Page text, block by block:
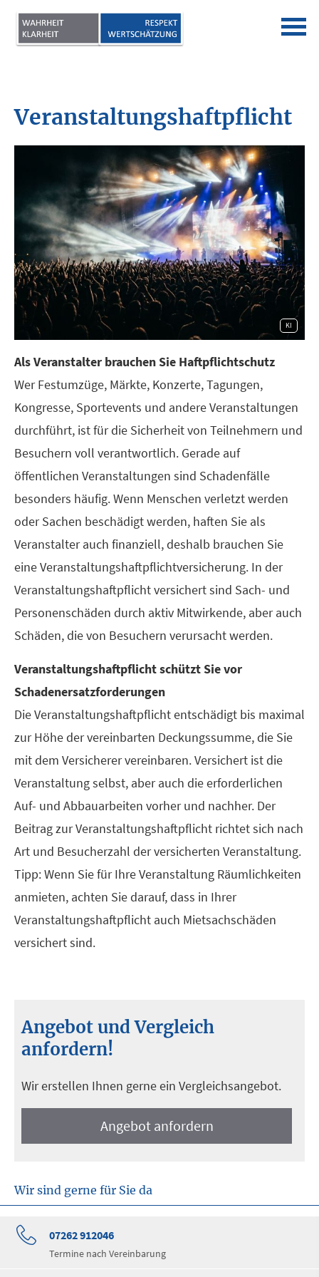
Veranstaltungshaftpflicht
KI
Als Veranstalter brauchen Sie Haft­pflichtschutz
Wer Festumzüge, Märkte, Konzerte, Tagungen,
Kongresse, Sportevents und andere Veranstaltungen
durchführt, ist für die Sicherheit von Teilnehmern und
Besuchern voll verantwortlich. Gerade auf
öffentlichen Veranstaltungen sind Schadenfälle
besonders häufig. Wenn Menschen verletzt werden
oder Sachen beschädigt werden, haften Sie als
Veranstalter auch finanziell, deshalb brauchen Sie
eine Veranstaltungshaftpflichtversicherung. In der
Veranstaltungshaftpflicht versichert sind Sach- und
Per­sonenschäden durch aktiv Mitwirkende, aber auch
Schäden, die von Besuchern verursacht werden.
Veranstaltungshaftpflicht schützt Sie vor
Schadenersatzforderungen
Die Veranstaltungshaftpflicht entschädigt bis maximal
zur Höhe der vereinbarten Deckungs­summe, die Sie
mit dem Versicherer vereinbaren. Versichert ist die
Veranstaltung selbst, aber auch die erforderlichen
Auf- und Abbauarbeiten vorher und nachher. Der
Beitrag zur Veranstaltungshaftpflicht richtet sich nach
Art und Besucherzahl der versicherten Veranstaltung.
Tipp: Wenn Sie für Ihre Veranstaltung Räumlichkeiten
anmieten, achten Sie darauf, dass in Ihrer
Veranstaltungshaftpflicht auch Mietsachschäden
versichert sind.
Angebot und Vergleich
anfordern!
Wir erstellen Ihnen gerne ein Vergleichsangebot.
An­ge­bot an­for­dern
Wir sind gerne für Sie da
07262 912046
Termine nach Vereinbarung